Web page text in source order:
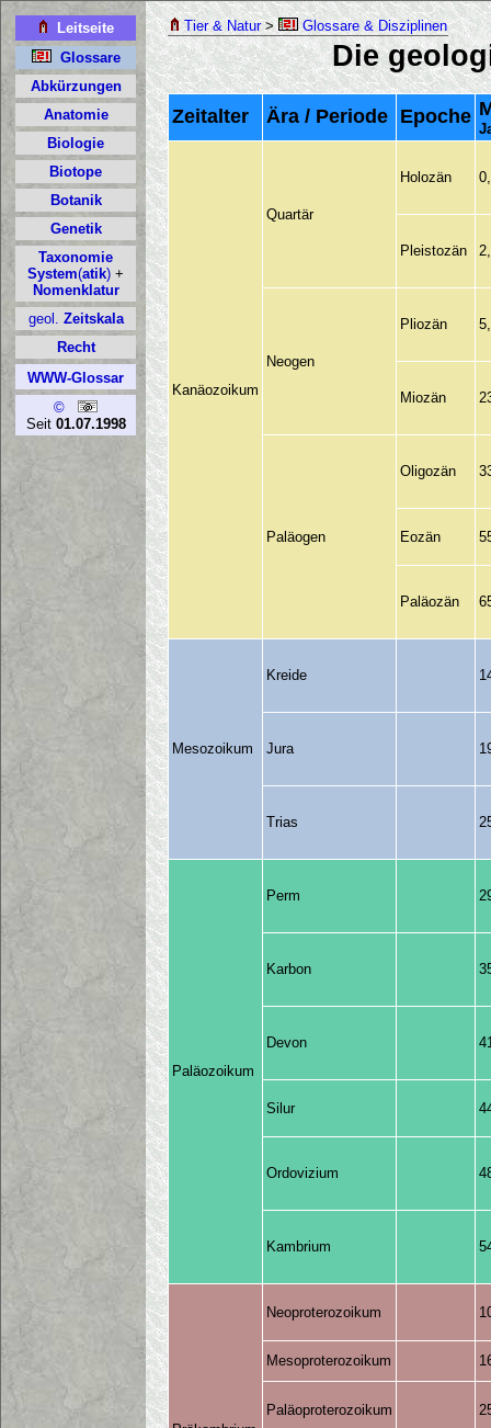
Tier & Natur> Glossare & Disziplinen
Die
Zeitalter Ära / Periode Epoche
Kanäozoikum
Quartär
Holozän
Pleistozän
Neogen
Pliozän
Miozän
Paläogen
Oligozän
Eozän
Paläozän
Mesozoikum
Kreide
Jura
Trias
Paläozoikum
Perm
Karbon
Devon
Silur
Ordovizium
Kambrium
Neoproterozoikum
Mesoproterozoikum
Paläoproterozoikum